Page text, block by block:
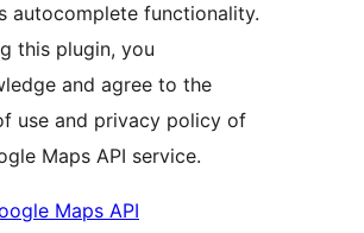
autocomplete functionality.
this plugin, you
and agree to the
use and privacy policy of
Maps API service.
Maps API